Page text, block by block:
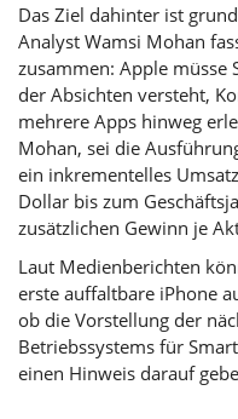
Das Ziel dahinter ist
Analyst Wamsi Mohan
zusammen: Apple müsse
der Absichten versteht,
mehrere Apps hinweg
Mohan, sei die
ein inkrementelles
Dollar bis zum
zusätzlichen Gewinn je
Laut Medienberichten
erste auffaltbare iPhone
ob die Vorstellung der
Betriebssystems für
einen Hinweis darauf